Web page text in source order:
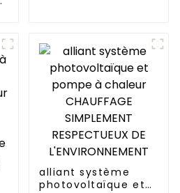
alliant système
photovoltaïque et